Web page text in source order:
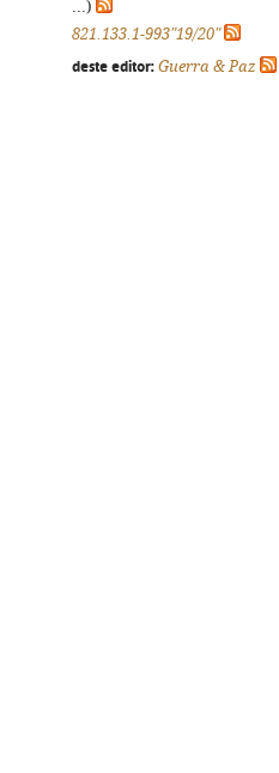
...)
821.133.1-993"19/20"
deste editor: Guerra & Paz